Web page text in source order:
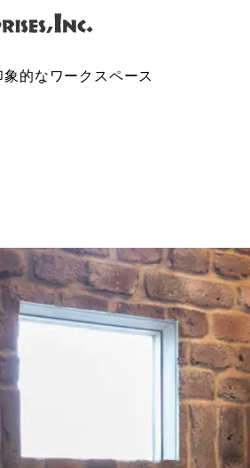
的なワークスペース